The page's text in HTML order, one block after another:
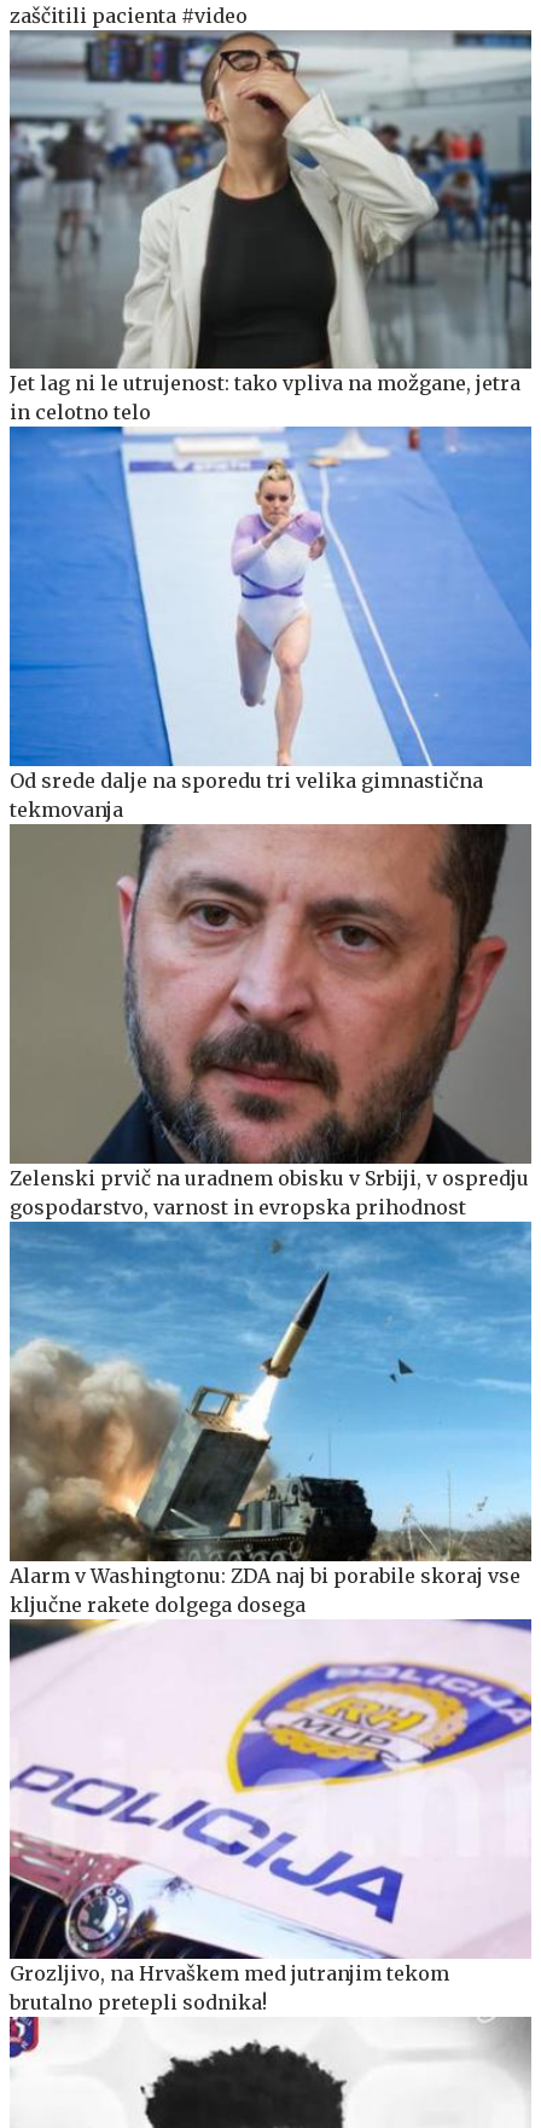
zaščitili pacienta #video
Jet lag ni le utrujenost: tako vpliva na možgane, jetra
in celotno telo
Od srede dalje na sporedu tri velika gimnastična
tekmovanja
Zelenski prvič na uradnem obisku v Srbiji, v ospredju
gospodarstvo, varnost in evropska prihodnost
Alarm v Washingtonu: ZDA naj bi porabile skoraj vse
ključne rakete dolgega dosega
Grozljivo, na Hrvaškem med jutranjim tekom
brutalno pretepli sodnika!